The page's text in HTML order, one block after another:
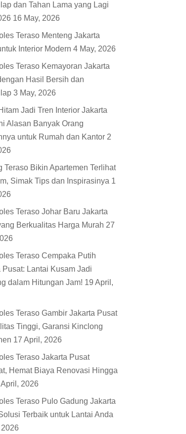
dan Tahan Lama yang Lagi
16 May, 2026
Teraso Menteng Jakarta
Interior Modern 4 May, 2026
Teraso Kemayoran Jakarta
Hasil Bersih dan
3 May, 2026
Jadi Tren Interior Jakarta
Alasan Banyak Orang
untuk Rumah dan Kantor 2
Teraso Bikin Apartemen Terlihat
Simak Tips dan Inspirasinya 1
Teraso Johar Baru Jakarta
Berkualitas Harga Murah 27
Teraso Cempaka Putih
Pusat: Lantai Kusam Jadi
dalam Hitungan Jam! 19 April,
Teraso Gambir Jakarta Pusat
Tinggi, Garansi Kinclong
17 April, 2026
Teraso Jakarta Pusat
Hemat Biaya Renovasi Hingga
2026
Teraso Pulo Gadung Jakarta
Terbaik untuk Lantai Anda